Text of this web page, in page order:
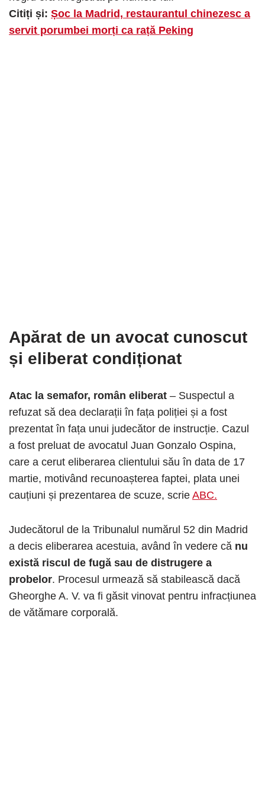
Citiți și: Șoc la Madrid, restaurantul chinezesc a
servit porumbei morți ca rață Peking
Apărat de un avocat cunoscut
și eliberat condiționat
Atac la semafor, român eliberat – Suspectul a
refuzat să dea declarații în fața poliției și a fost
prezentat în fața unui judecător de instrucție. Cazul
a fost preluat de avocatul Juan Gonzalo Ospina,
care a cerut eliberarea clientului său în data de 17
martie, motivând recunoașterea faptei, plata unei
cauțiuni și prezentarea de scuze, scrie ABC.
Judecătorul de la Tribunalul numărul 52 din Madrid
a decis eliberarea acestuia, având în vedere că nu
există riscul de fugă sau de distrugere a
probelor. Procesul urmează să stabilească dacă
Gheorghe A. V. va fi găsit vinovat pentru infracțiunea
de vătămare corporală.